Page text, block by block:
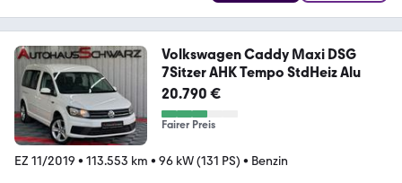
Volkswagen Caddy Maxi DSG
7Sitzer AHK Tempo StdHeiz Alu
20.790 €
Fairer Preis
EZ 11/2019 • 113.553 km • 96 kW (131 PS) • Benzin